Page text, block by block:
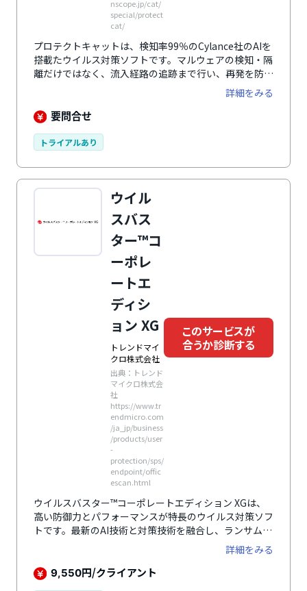
nscope.jp/cat/
special/protect
cat/
プロテクトキャットは、検知率99％のCylance社のAIを
搭載たウイルス対策ソフトです。マルウェアの検知・隔
離だけではなく、流入経路の追跡まで行い、再発を防ぎ
詳細をみる
要問合せ
トライアルあり
ウイル
スバス
ター™コ
ーポレ
ートエ
ディシ
ョン XG
トレンドマイ
クロ株式会社
出典：トレンド
マイクロ株式会
社
https://www.tr
endmicro.com
/ja_jp/business
/products/user
-
protection/sps/
endpoint/offic
escan.html
このサービスが
合うか診断する
ウイルスバスター™コーポレートエディション XGは、
高い防御力とパフォーマンスが特長のウイルス対策ソフ
トです。最新のAI技術と対策技術を融合し、ランサムウ
詳細をみる
9,550円/クライアント